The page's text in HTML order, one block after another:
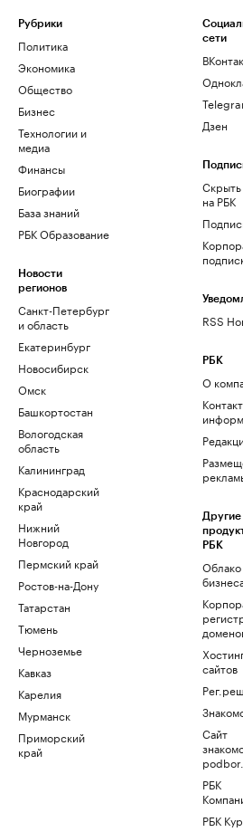
Рубрики
Политика
Экономика
Общество
Бизнес
Технологии и
медиа
Финансы
Биографии
База знаний
РБК Образование
Новости
регионов
Санкт-Петербург
и область
Екатеринбург
Новосибирск
Омск
Башкортостан
Вологодская
область
Калининград
Краснодарский
край
Нижний
Новгород
Пермский край
Ростов-на-Дону
Татарстан
Тюмень
Черноземье
Кавказ
Карелия
Мурманск
Приморский
край
сети
Дзен
на РБК
RSS
РБК
О
Другие
РБК
сайтов
Сайт
РБК
РБК